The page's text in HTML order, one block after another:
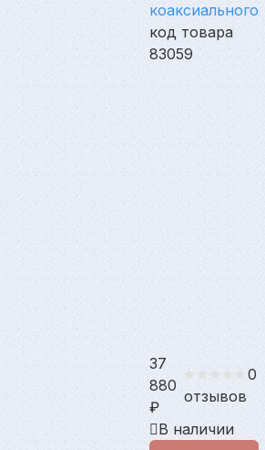
коаксиального
код товара
83059
37
880
₽
0
отзывов
В наличии